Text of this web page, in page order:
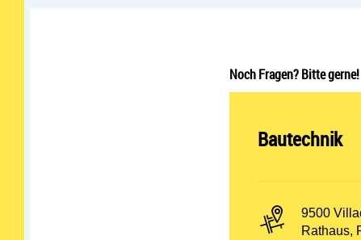
Noch Fragen? Bitte gerne!
Abteilung
Bautechnik
PLZ und
9500
Adresse:
Rathaus,